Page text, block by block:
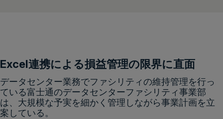
Excel連携による損益管理の限界に直面
データセンター業務でファシリティの維持管理を行っ
ている富士通のデータセンターファシリティ事業部
は、大規模な予実を細かく管理しながら事業計画を立
案している。